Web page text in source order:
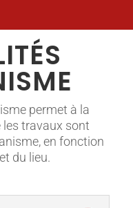
permet à la
travaux sont
en fonction
du lieu.